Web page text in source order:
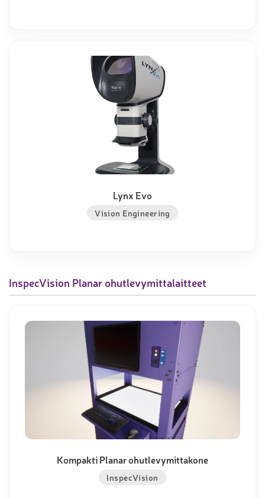
Lynx Evo
Vision Engineering
InspecVision Planar ohutlevymittalaitteet
Kompakti Planar ohutlevymittakone
InspecVision